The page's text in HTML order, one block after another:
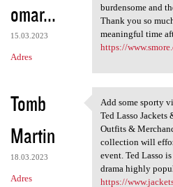
omar...
15.03.2023
Adres
burdensome and
Thank you so
meaningful time
https://
Tomb
Martin
18.03.2023
Adres
Add some
Add some sporty
Ted Lasso
Outfits &
collection will
event. Ted Lasso
drama highly
https://